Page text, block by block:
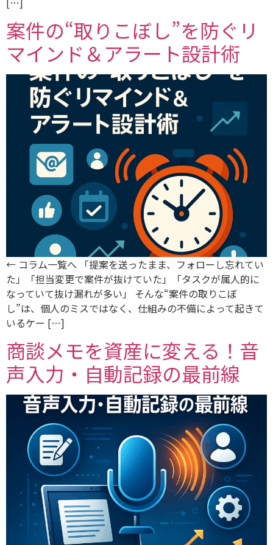
案件の“取りこぼし”を防ぐリ
マインド＆アラート設計術
← コラム一覧へ 「提案を送ったまま、フォローし忘れてい
た」「担当変更で案件が抜けていた」「タスクが属人的に
なっていて抜け漏れが多い」 そんな“案件の取りこぼ
し”は、個人のミスではなく、仕組みの不備によって起きて
いるケー […]
商談メモを資産に変える！音
声入力・自動記録の最前線